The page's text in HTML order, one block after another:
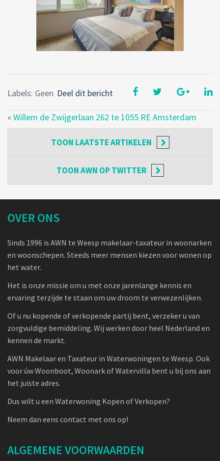
Deel dit bericht
Labels: Geen
« Willem de Zwijgerlaan 262 te 1055 RE Amsterdam
TOON LAATSTE ARTIKELEN
TOONAWN OP TWITTER
OVER ONS
Sinds 1996 is AWN te Weesp makelaar-taxateur in woonarken
en woonschepen. Steeds meer mensen kiezen voor wonen op
het water.
Het is onze missie om u met onze jarenlange kennis en
ervaring terzijde te staan om uw droom te verwezenlijken.
Of u nu kopende of verkopende partij bent, verzeker u van
zorgvuldige bemiddeling. Wij werken door heel Nederland en
kennen de markt.
AWN Makelaar en Taxateur in Waterwoningen te Weesp. Ook
voor úw Woonboot, Woonark of Watervilla bent u bij ons aan
het juiste adres.
Dus wilt u een Waterwoning Kopen of Verkopen?
Neem dan eens contact met ons op!
ALGEMENE VOORWAARDEN